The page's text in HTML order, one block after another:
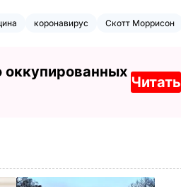
коронавирус Скотт Моррисон
оккупированных
Читать